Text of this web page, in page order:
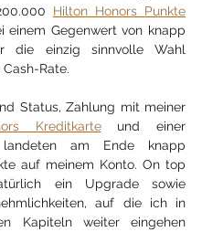
Hilton Honors Punkte
einem Gegenwert von knapp
die einzig sinnvolle Wahl
Rate.
Kreditkarte und einer
landeten am Ende knapp
auf meinem Konto. On top
ein Upgrade sowie
auf die ich in
Kapiteln weiter eingehen